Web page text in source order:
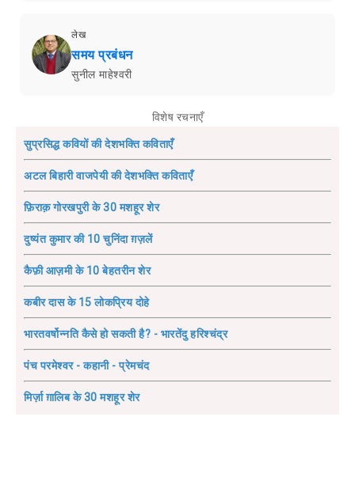
लेख
समय प्रबंधन
सुनील माहेश्वरी
विशेष रचनाएँ
सुप्रसिद्ध कवियों की देशभक्ति कविताएँ
अटल बिहारी वाजपेयी की देशभक्ति कविताएँ
फ़िराक़ गोरखपुरी के 30 मशहूर शेर
दुष्यंत कुमार की 10 चुनिंदा ग़ज़लें
कैफ़ी आज़मी के 10 बेहतरीन शेर
कबीर दास के 15 लोकप्रिय दोहे
भारतवर्षोन्नति कैसे हो सकती है? - भारतेंदु हरिश्चंद्र
पंच परमेश्वर - कहानी - प्रेमचंद
मिर्ज़ा ग़ालिब के 30 मशहूर शेर